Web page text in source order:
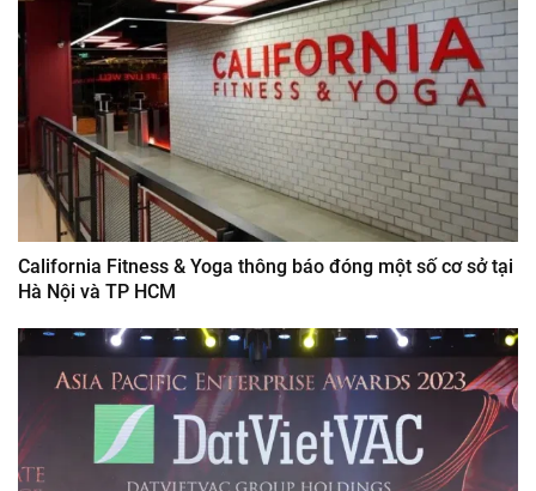
California Fitness & Yoga thông báo đóng một số cơ sở tại
Hà Nội và TP HCM